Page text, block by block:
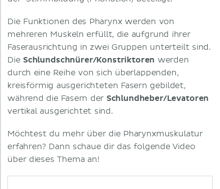
Die Funktionen des Pharynx werden von
mehreren Muskeln erfüllt, die aufgrund ihrer
Faserausrichtung in zwei Gruppen unterteilt sind.
Die Schlundschnürer/Konstriktoren werden
durch eine Reihe von sich überlappenden,
kreisförmig ausgerichteten Fasern gebildet,
während die Fasern der Schlundheber/Levatoren
vertikal ausgerichtet sind.
Möchtest du mehr über die Pharynxmuskulatur
erfahren? Dann schaue dir das folgende Video
über dieses Thema an!